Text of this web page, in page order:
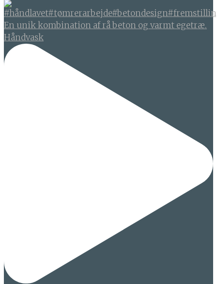
En unik kombination af rå beton og varmt egetræ.
Håndvask